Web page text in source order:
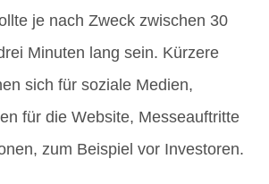
je nach Zweck zwischen 30
Minuten lang sein. Kürzere
sich für soziale Medien,
für die Website, Messeauftritte
zum Beispiel vor Investoren.